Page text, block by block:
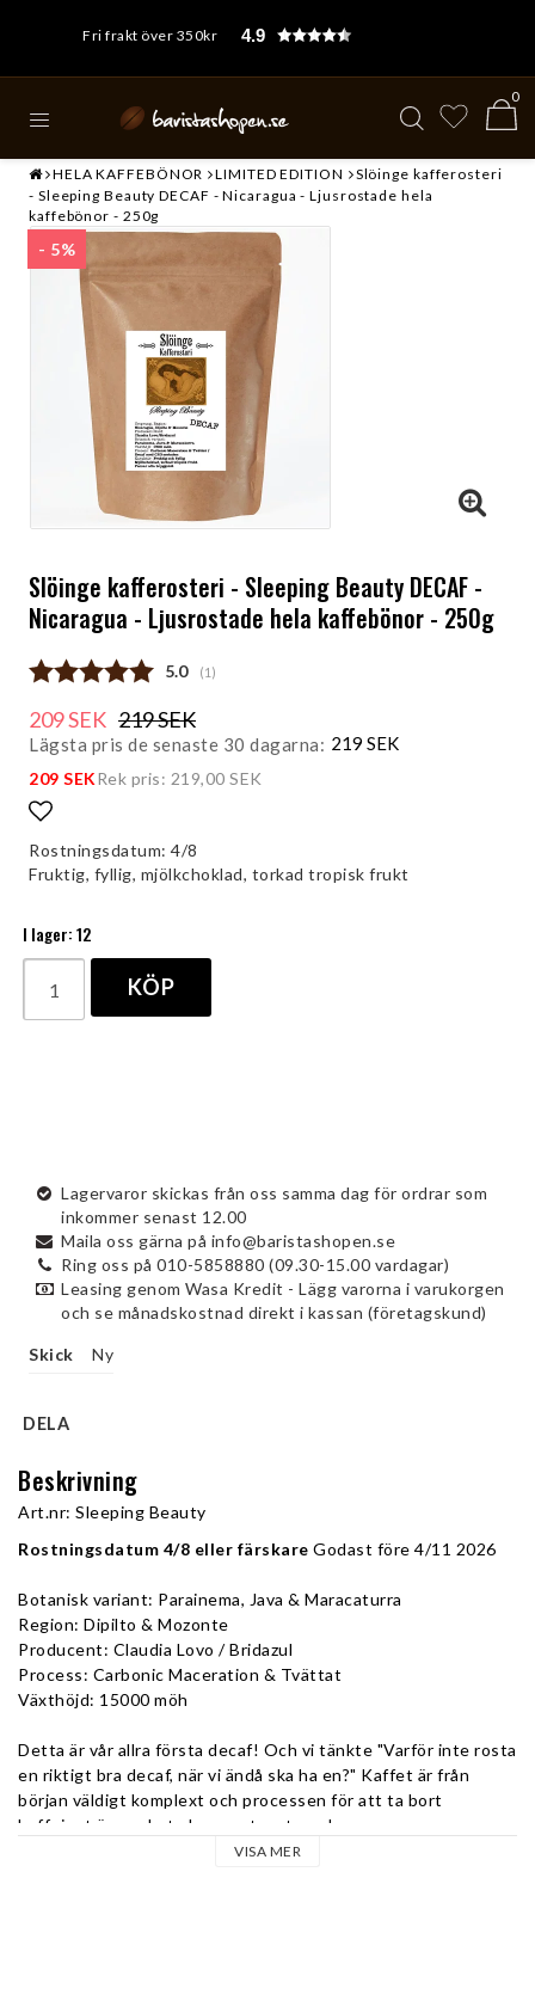
Fri frakt över 350kr 4.9
0
HELA KAFFEBÖNOR LIMITED EDITION
Slöinge kafferosteri
- Sleeping Beauty DECAF - Nicaragua - Ljusrostade hela
kaffebönor - 250g
- 5%
Slöinge kafferosteri - Sleeping Beauty DECAF -
Nicaragua - Ljusrostade hela kaffebönor - 250g
Snittbetyg:
5.0 (röster:
1 )
219 SEK
209 SEK
Lägsta pris de senaste 30 dagarna 219 SEK
209 SEKRek pris: 219,00 SEK
Lägg till i favoritlistan
Rostningsdatum: 4/8
Fruktig, fyllig, mjölkchoklad, torkad tropisk frukt
I lager: 12
KÖP
Lagervaror skickas från oss samma dag för ordrar som
inkommer senast 12.00
Maila oss gärna på info@baristashopen.se
Ring oss på 010-5858880 (09.30-15.00 vardagar)
Leasing genom Wasa Kredit - Lägg varorna i varukorgen
och se månadskostnad direkt i kassan (företagskund)
Skick Ny
DELA
Beskrivning
Art.nr: Sleeping Beauty
Rostningsdatum 4/8 eller färskare Godast före 4/11 2026
Botanisk variant: Parainema, Java & Maracaturra
Region: Dipilto & Mozonte
Producent: Claudia Lovo / Bridazul
Process: Carbonic Maceration & Tvättat
Växthöjd: 15000 möh
Detta är vår allra första decaf! Och vi tänkte "Varför inte rosta
en riktigt bra decaf, när vi ändå ska ha en?" Kaffet är från
början väldigt komplext och processen för att ta bort
koffeinet är mycket skonsamt mot smakerna.
VISA MER